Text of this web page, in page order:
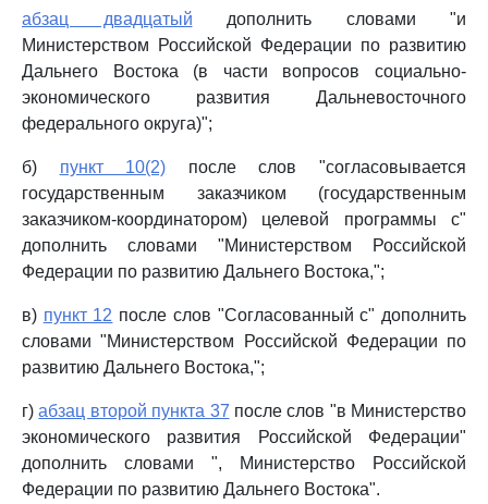
абзац двадцатый дополнить словами "и
Министерством Российской Федерации по развитию
Дальнего Востока (в части вопросов социально-
экономического развития Дальневосточного
федерального округа)";
б) пункт 10(2) после слов "согласовывается
государственным заказчиком (государственным
заказчиком-координатором) целевой программы с"
дополнить словами "Министерством Российской
Федерации по развитию Дальнего Востока,";
в) пункт 12 после слов "Согласованный с" дополнить
словами "Министерством Российской Федерации по
развитию Дальнего Востока,";
г)абзац второй пункта 37 после слов "в Министерство
экономического развития Российской Федерации"
дополнить словами ", Министерство Российской
Федерации по развитию Дальнего Востока".